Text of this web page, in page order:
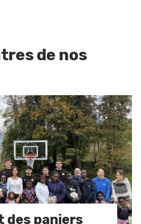
de nos
des paniers